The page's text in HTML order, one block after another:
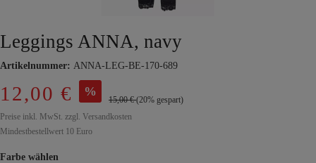
Leggings ANNA, navy
Artikelnummer: ANNA-LEG-BE-170-689
12,00 € %
15,00 €(20% gespart)
Preise inkl. MwSt. zzgl. Versandkosten
Mindestbestellwert 10 Euro
Farbe wählen